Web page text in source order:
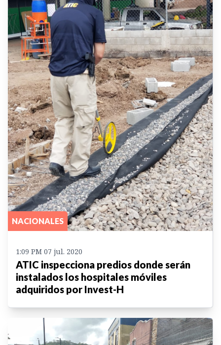
NACIONALES
1:09 PM 07 jul. 2020
ATIC inspecciona predios donde serán
instalados los hospitales móviles
adquiridos por Invest-H